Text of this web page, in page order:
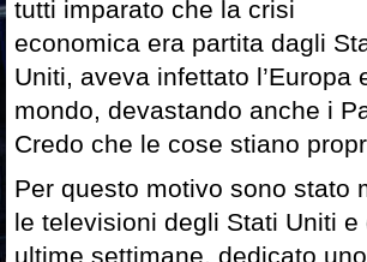
tutti imparato che la crisi
economica era partita dagli
Uniti, aveva infettato l’Europa
mondo, devastando anche i
Credo che le cose stiano
Per questo motivo sono stato
le televisioni degli Stati Uniti
ultime settimane, dedicato